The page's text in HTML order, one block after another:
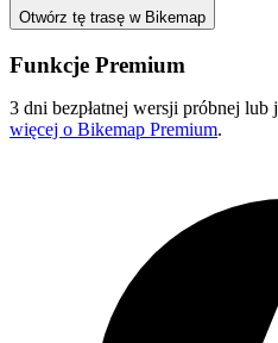
Otwórz tę trasę w Bikemap
Funkcje Premium
3 dni bezpłatnej wersji próbnej lub
więcej o Bikemap Premium.